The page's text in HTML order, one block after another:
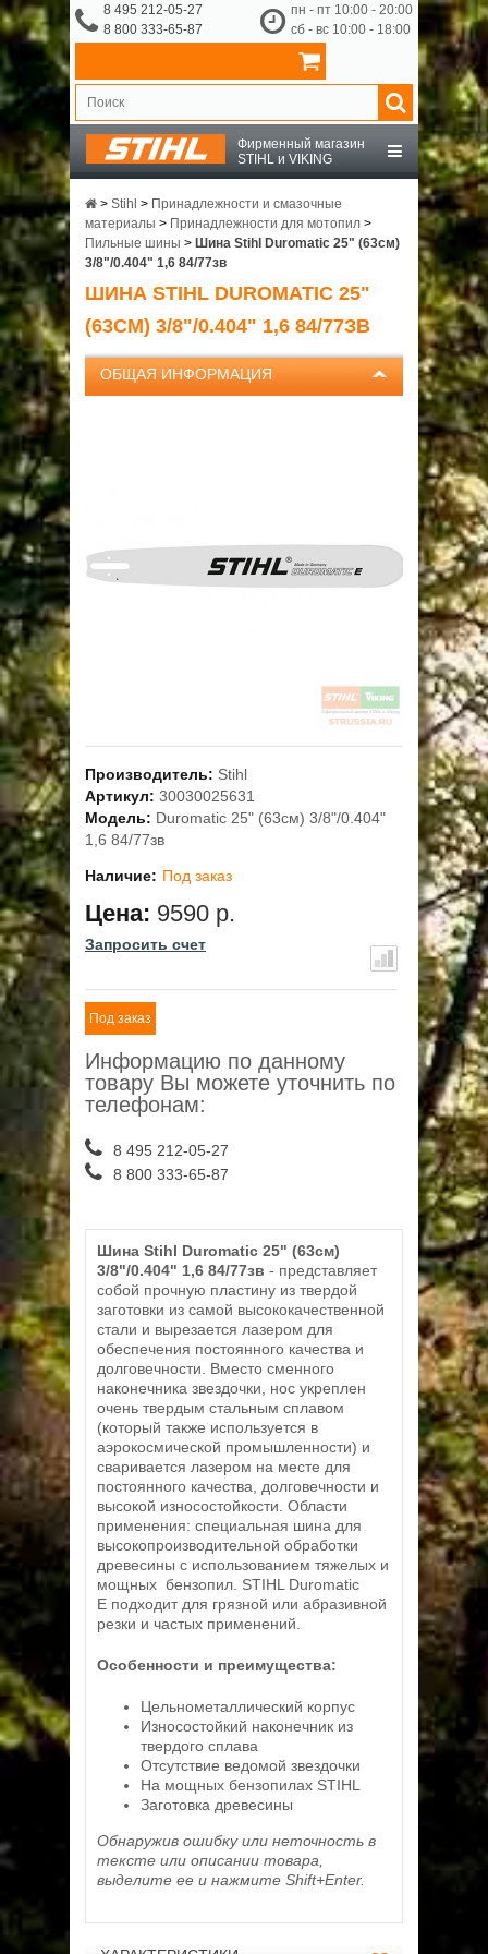
8 495 212-05-27
8 800 333-65-87
пн - пт 10:00 - 20:00
сб - вс 10:00 - 18:00
Фирменный магазин
STIHL и VIKING
STIHL
VIKING
ПРИНАДЛЕЖНОСТИ
ГАРАНТИЯ И СЕРВИС
АКЦИИ
> Stihl > Принадлежности и смазочные
материалы > Принадлежности для мотопил >
Пильные шины > Шина Stihl Duromatic 25" (63см)
3/8"/0.404" 1,6 84/77зв
ШИНА STIHL DUROMATIC 25"
(63СМ) 3/8"/0.404" 1,6 84/77ЗВ
ОБЩАЯ ИНФОРМАЦИЯ
Производитель: Stihl
Артикул: 30030025631
Модель: Duromatic 25" (63см) 3/8"/0.404"
1,6 84/77зв
Наличие: Под заказ
Цена: 9590 р.
Запросить счет
Под заказ
Информацию по данному
товару Вы можете уточнить по
телефонам:
8 495 212-05-27
8 800 333-65-87
Шина Stihl Duromatic 25" (63см)
3/8"/0.404" 1,6 84/77зв - представляет
собой прочную пластину из твердой
заготовки из самой высококачественной
стали и вырезается лазером для
обеспечения постоянного качества и
долговечности. Вместо сменного
наконечника звездочки, нос укреплен
очень твердым стальным сплавом
(который также используется в
аэрокосмической промышленности) и
сваривается лазером на месте для
постоянного качества, долговечности и
высокой износостойкости. Области
применения: специальная шина для
высокопроизводительной обработки
древесины с использованием тяжелых и
мощных бензопил. STIHL Duromatic
E подходит для грязной или абразивной
резки и частых применений.
Особенности и преимущества:
Цельнометаллический корпус
Износостойкий наконечник из
твердого сплава
Отсутствие ведомой звездочки
На мощных бензопилах STIHL
Заготовка древесины
Обнаружив ошибку или неточность в
тексте или описании товара,
выделите ее и нажмите Shift+Enter.